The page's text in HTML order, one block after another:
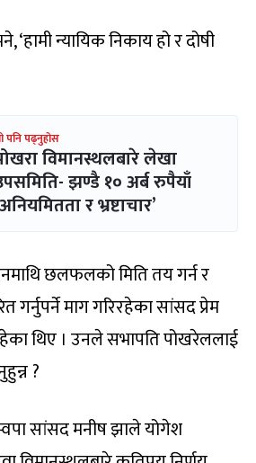
न्यायिक निकाय हो र दोषी
पनि पढ्नुहोस
विमानस्थलबारे लेखा
झण्डै १० अर्ब रुपैयाँ
र भ्रष्टाचार’
छलफलको मिति तय गर्न र
गर्नुपर्ने माग गरिरहेका सांसद प्रेम
थिए । उनले सभापति पोखरेललाई
?
सांसद मनीष झाले योगेश